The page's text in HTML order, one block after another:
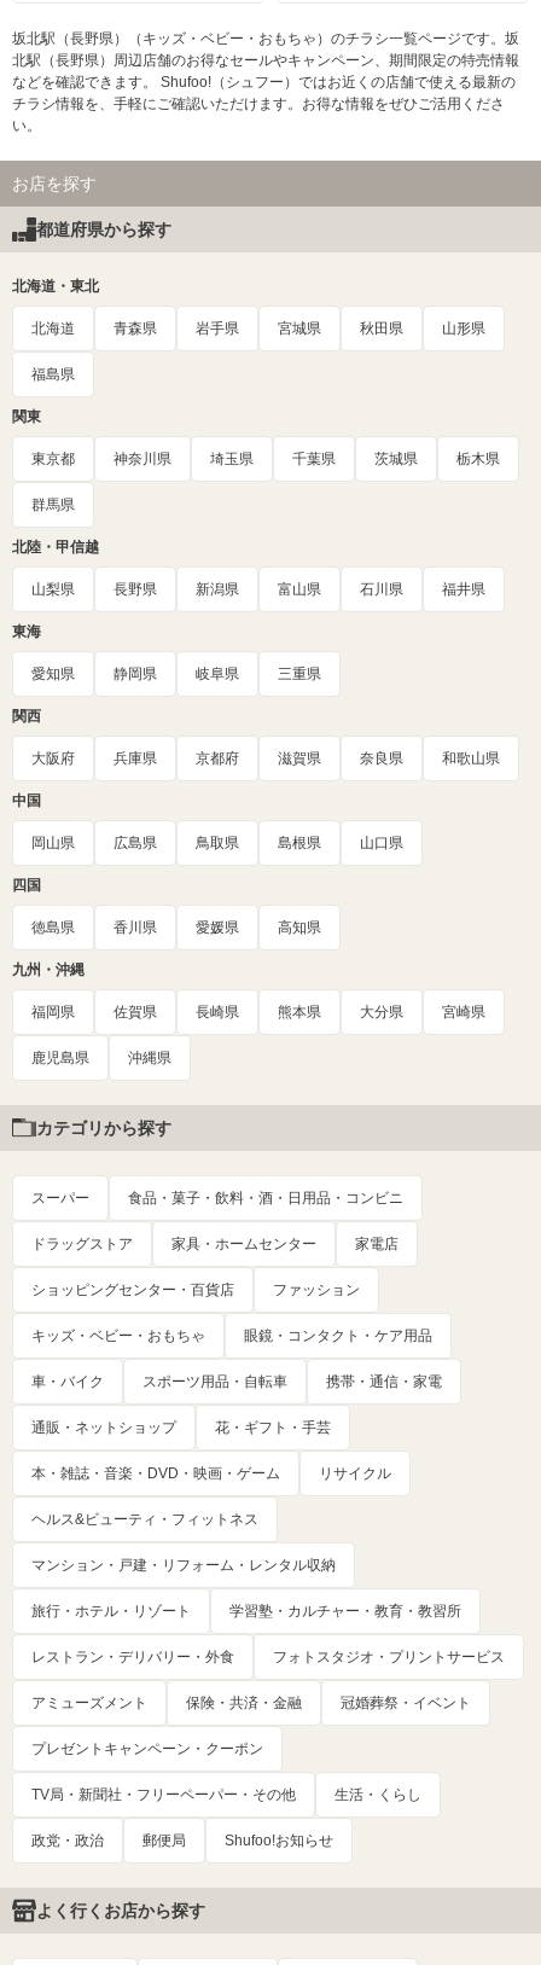
坂北駅（長野県）（キッズ・ベビー・おもちゃ）のチラシ一覧ページです。坂
北駅（長野県）周辺店舗のお得なセールやキャンペーン、期間限定の特売情報
などを確認できます。 Shufoo!（シュフー）ではお近くの店舗で使える最新の
チラシ情報を、手軽にご確認いただけます。お得な情報をぜひご活用くださ
い。
お店を探す
都道府県から探す
北海道・東北
北海道 青森県 岩手県 宮城県 秋田県 山形県
福島県
関東
東京都 神奈川県 埼玉県 千葉県 茨城県 栃木県
群馬県
北陸・甲信越
山梨県 長野県 新潟県 富山県 石川県 福井県
東海
愛知県 静岡県 岐阜県 三重県
関西
大阪府 兵庫県 京都府 滋賀県 奈良県 和歌山県
中国
岡山県 広島県 鳥取県 島根県 山口県
四国
徳島県 香川県 愛媛県 高知県
九州・沖縄
福岡県 佐賀県 長崎県 熊本県 大分県 宮崎県
鹿児島県 沖縄県
カテゴリから探す
スーパー 食品・菓子・飲料・酒・日用品・コンビニ
ドラッグストア 家具・ホームセンター 家電店
ショッピングセンター・百貨店 ファッション
キッズ・ベビー・おもちゃ 眼鏡・コンタクト・ケア用品
車・バイク スポーツ用品・自転車 携帯・通信・家電
通販・ネットショップ 花・ギフト・手芸
本・雑誌・音楽・DVD・映画・ゲーム リサイクル
ヘルス&ビューティ・フィットネス
マンション・戸建・リフォーム・レンタル収納
旅行・ホテル・リゾート 学習塾・カルチャー・教育・教習所
レストラン・デリバリー・外食 フォトスタジオ・プリントサービス
アミューズメント 保険・共済・金融 冠婚葬祭・イベント
プレゼントキャンペーン・クーポン
TV局・新聞社・フリーペーパー・その他 生活・くらし
政党・政治 郵便局 Shufoo!お知らせ
よく行くお店から探す